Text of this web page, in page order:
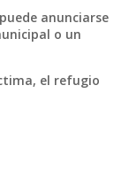
anunciarse
o un
el refugio